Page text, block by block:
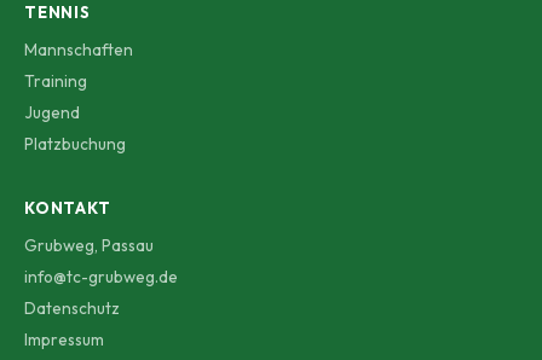
TENNIS
Mannschaften
Training
Jugend
Platzbuchung
KONTAKT
Grubweg, Passau
info@tc-grubweg.de
Datenschutz
Impressum